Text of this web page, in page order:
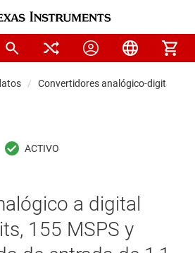
Convertidores analógico-digitales
a digital
155 MSPS y